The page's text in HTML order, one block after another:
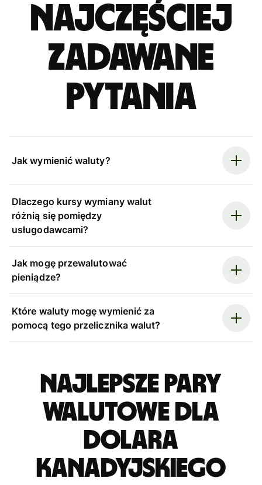
Najczęściej
zadawane
pytania
Jak wymienić waluty?
Dlaczego kursy wymiany walut
różnią się pomiędzy
usługodawcami?
Jak mogę przewalutować
pieniądze?
Które waluty mogę wymienić za
pomocą tego przelicznika walut?
Najlepsze pary
walutowe dla
dolara
kanadyjskiego